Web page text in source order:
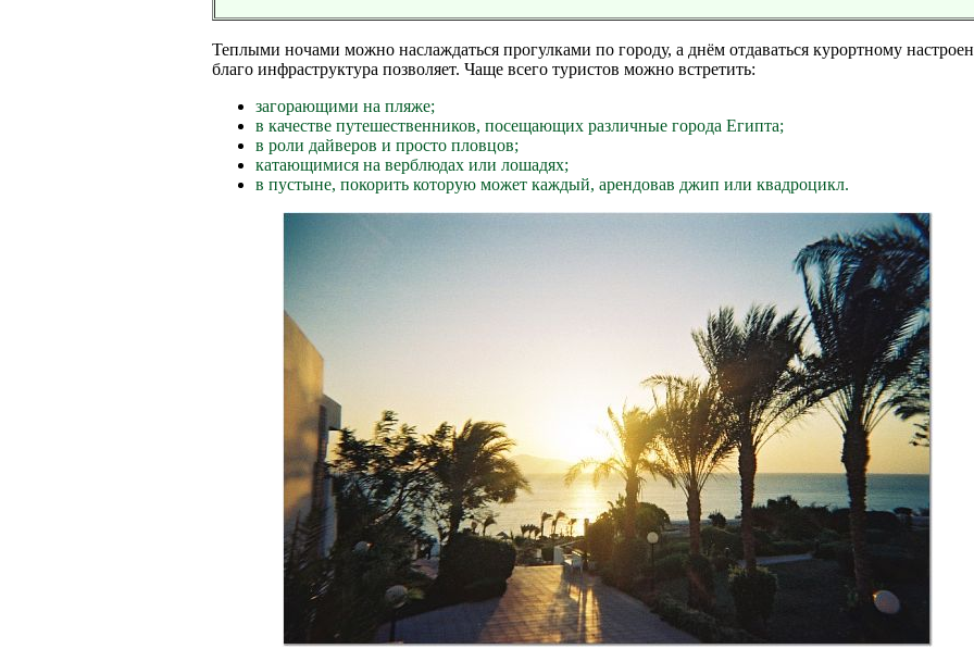
Теплыми ночами можно наслаждаться прогулками по городу, а днём отдаваться курортному
благо инфраструктура позволяет. Чаще всего туристов можно встретить:
загорающими на пляже;
в качестве путешественников, посещающих различные города Египта;
в роли дайверов и просто пловцов;
катающимися на верблюдах или лошадях;
в пустыне, покорить которую может каждый, арендовав джип или квадроцикл.